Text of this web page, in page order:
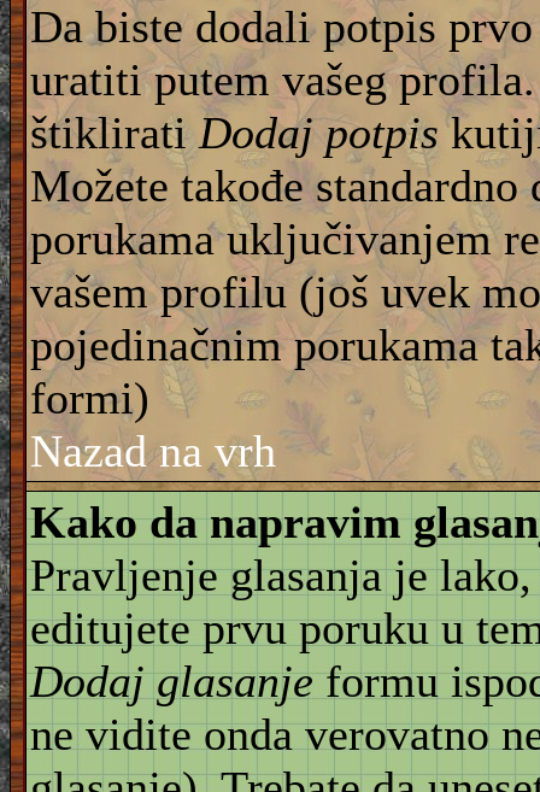
Da biste dodali potpis
uratiti putem vašeg
štiklirati Dodaj potpis
Možete takođe
porukama uključivanjem
vašem profilu (još uvek
pojedinačnim porukama
formi)
Nazad na vrh
Kako da napravim
Pravljenje glasanja je
editujete prvu poruku u
Dodaj glasanjeformu
ne vidite onda verovatno